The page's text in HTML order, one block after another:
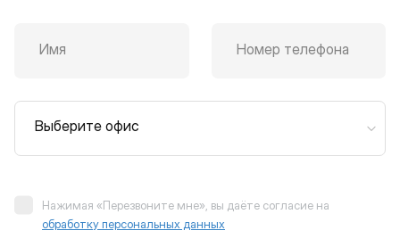
Имя Номер телефона
Выберите офис
Нажимая «Перезвоните мне», вы даёте согласие на
обработку персональных данных